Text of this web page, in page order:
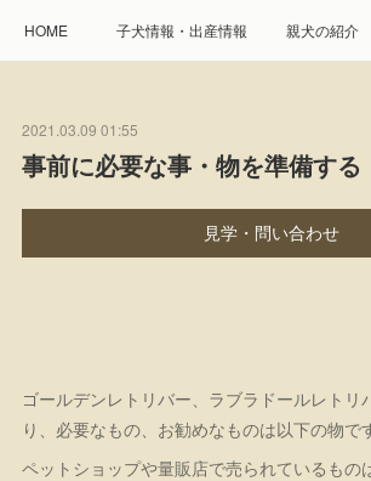
HOME 子犬情報・出産情報 親犬の紹介
遺伝疾患への取り組み
プレジール親睦会 特定商取引に基づく表記
2021.03.09 01:55
事前に必要な事・物を準備する
見学・問い合わせ
ゴールデンレトリバー、ラブラドールレトリ
り、必要なもの、お勧めなものは以下の物で
ペットショップや量販店で売られているもの